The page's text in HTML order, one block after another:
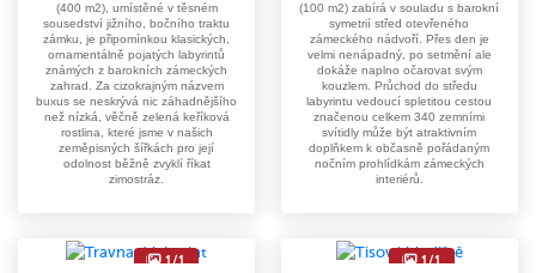
(400 m2), umístěné v těsném
sousedství jižního, bočního traktu
zámku, je připomínkou klasických,
ornamentálně pojatých labyrintů
známých z barokních zámeckých
zahrad. Za cizokrajným názvem
buxus se neskrývá nic záhadnějšího
než nízká, věčně zelená keříková
rostlina, které jsme v našich
zeměpisných šířkách pro její
odolnost běžně zvyklí říkat
zimostráz.
(100 m2) zabírá v souladu s barokní
symetrií střed otevřeného
zámeckého nádvoří. Přes den je
velmi nenápadný, po setmění ale
dokáže naplno očarovat svým
kouzlem. Průchod do středu
labyrintu vedoucí spletitou cestou
značenou celkem 340 zemními
svítidly může být atraktivním
doplňkem k občasně pořádaným
nočním prohlídkám zámeckých
interiérů.
1/1 1/1